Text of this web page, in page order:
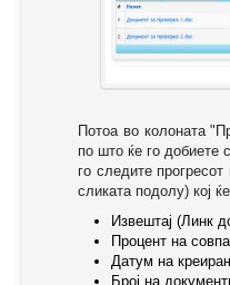
Потоа во колоната
по што ќе го добиете
го следите
сликата подолу) кој
Извештај (Линк
Процент на
Датум на
Број на